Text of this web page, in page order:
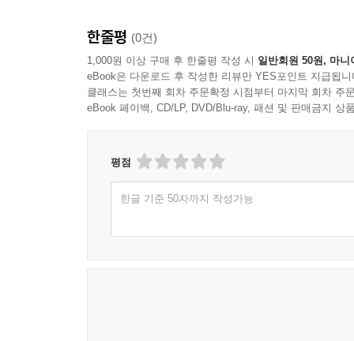
않았다고 밝힌 바 있다.
전기와 회고록이 교차하는 독특한 구성은 동
〈멀홀랜드 드라이브〉에서 다이앤 역을 맡은 나
스태프 중 한 명은 해당 장면을 최소 열 차례 이상
세계적인 배우로 도약했으며, 작품 역시 2016년
이해하기보다 느끼고 경험하기
한줄평 (0건)
1,000원 이상 구매 후 한줄평 작성 시 일반회원 50원, 마니
eBook은 다운로드 후 작성한 리뷰만 YES포인트 지급됩니
클래스는 첫번째 회차 주문확정 시점부터 마지막 회차 주
eBook 페이백, CD/LP, DVD/Blu-ray, 패션 및 판매금지 상
평점
한글 기준 50자까지 작성가능